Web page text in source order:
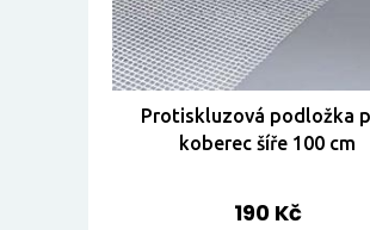
Protiskluzová podložka
koberec šíře 100 cm
190 Kč